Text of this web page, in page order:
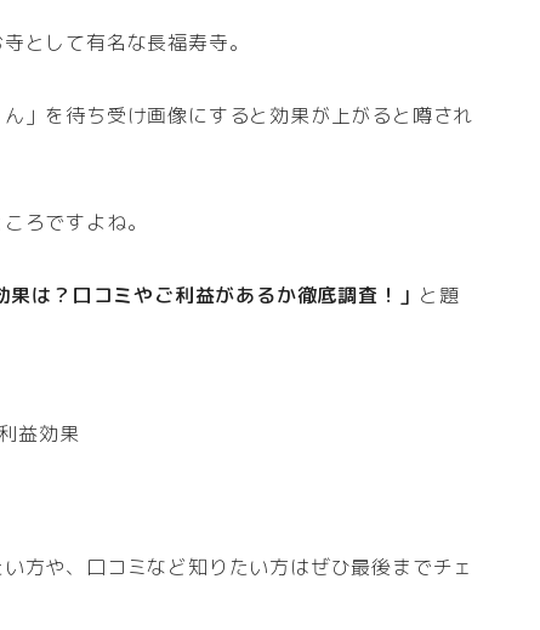
として有名な長福寿寺。
」を待ち受け画像にすると効果が上がると噂され
ろですよね。
は？口コミやご利益があるか徹底調査！」 と題
益効果
方や、口コミなど知りたい方はぜひ最後までチェ